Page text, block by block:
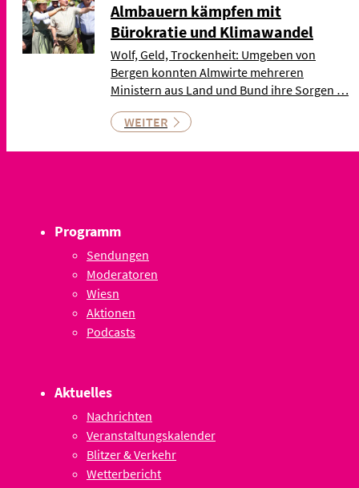
Almbauern kämpfen mit
Bürokratie und Klimawandel
Wolf, Geld, Trockenheit: Umgeben von
Bergen konnten Almwirte mehreren
Ministern aus Land und Bund ihre Sorgen …
WEITER
Programm
Sendungen
Moderatoren
Wiesn
Aktionen
Podcasts
Aktuelles
Nachrichten
Veranstaltungskalender
Blitzer & Verkehr
Wetterbericht